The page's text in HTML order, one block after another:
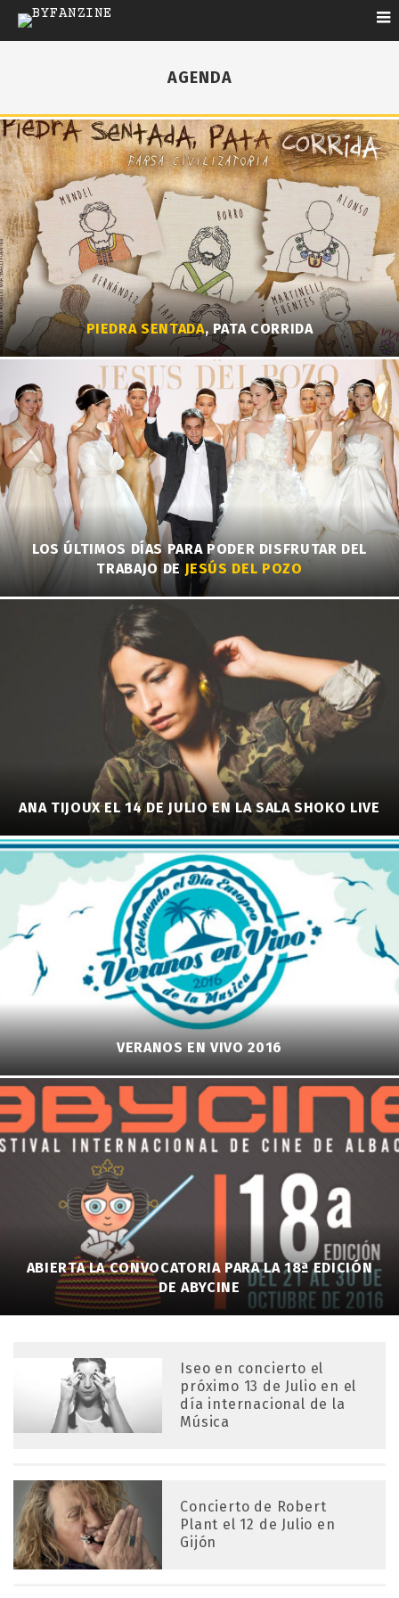
AGENDA
PIEDRA SENTADA, PATA CORRIDA
LOS ÚLTIMOS DÍAS PARA PODER DISFRUTAR DEL
TRABAJO DE JESÚS DEL POZO
ANA TIJOUX EL 14 DE JULIO EN LA SALA SHOKO LIVE
VERANOS EN VIVO 2016
ABIERTA LA CONVOCATORIA PARA LA 18ª EDICIÓN
DE ABYCINE
Iseo en concierto el
próximo 13 de Julio en el
día internacional de la
Música
Concierto de Robert
Plant el 12 de Julio en
Gijón